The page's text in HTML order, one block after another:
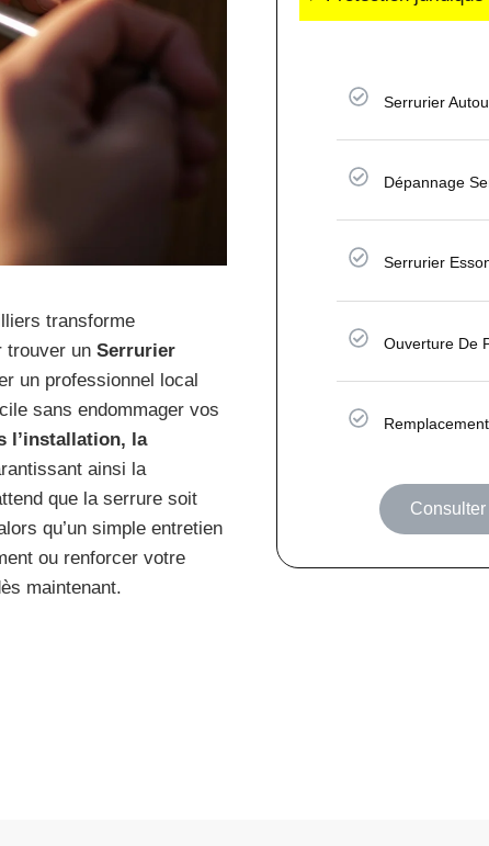
transforme
trouver un Serrurier
un professionnel local
sans endommager vos
l’installation, la
ainsi la
que la serrure soit
qu’un simple entretien
ou renforcer votre
maintenant.
Serrurier
Dépannage
Serrurier
Ouverture De